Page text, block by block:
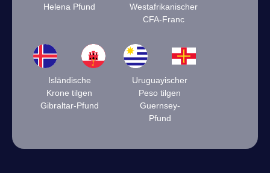
Helena Pfund
Westafrikanischer
CFA-Franc
Isländische
Krone tilgen
Gibraltar-Pfund
Uruguayischer
Peso tilgen
Guernsey-
Pfund